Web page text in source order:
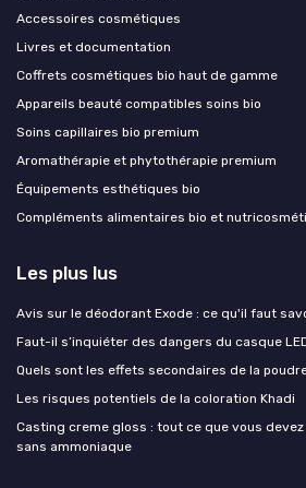
Accessoires cosmétiques
Livres et documentation
Coffrets cosmétiques bio haut de gamme
Appareils beauté compatibles soins bio
Soins capillaires bio premium
Aromathérapie et phytothérapie premium
Équipements esthétiques bio
Compléments alimentaires bio et
Les plus lus
Avis sur le déodorant Exode : ce qu'il faut
Faut-il s’inquiéter des dangers du casque
Quels sont les effets secondaires de la
Les risques potentiels de la coloration Khadi
Casting creme gloss : tout ce que vous
sans ammoniaque